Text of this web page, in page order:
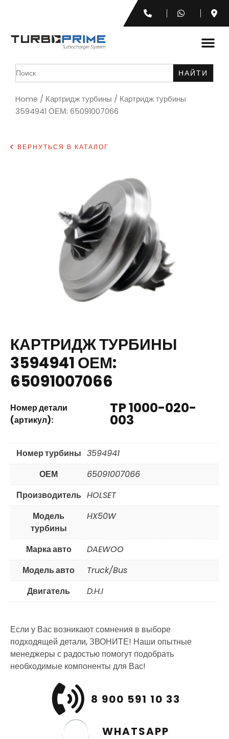
Search
for:
Home / Картридж турбины / Картридж турбины
3594941 ОЕМ: 65091007066
ВЕРНУТЬСЯ В КАТАЛОГ
КАРТРИДЖ ТУРБИНЫ
3594941 ОЕМ:
65091007066
Номер детали
(артикул):
TP 1000-020-
003
Номер турбины 3594941
ОЕМ
65091007066
Производитель HOLSET
Модель
турбины
HX50W
Марка авто
DAEWOO
Модель авто
Truck/Bus
Двигатель
D.H.I
Если у Вас возникают сомнения в выборе
подходящей детали, ЗВОНИТЕ! Наши опытные
менеджеры с радостью помогут подобрать
необходимые компоненты для Вас!
8 900 591 10 33
WHATSAPP